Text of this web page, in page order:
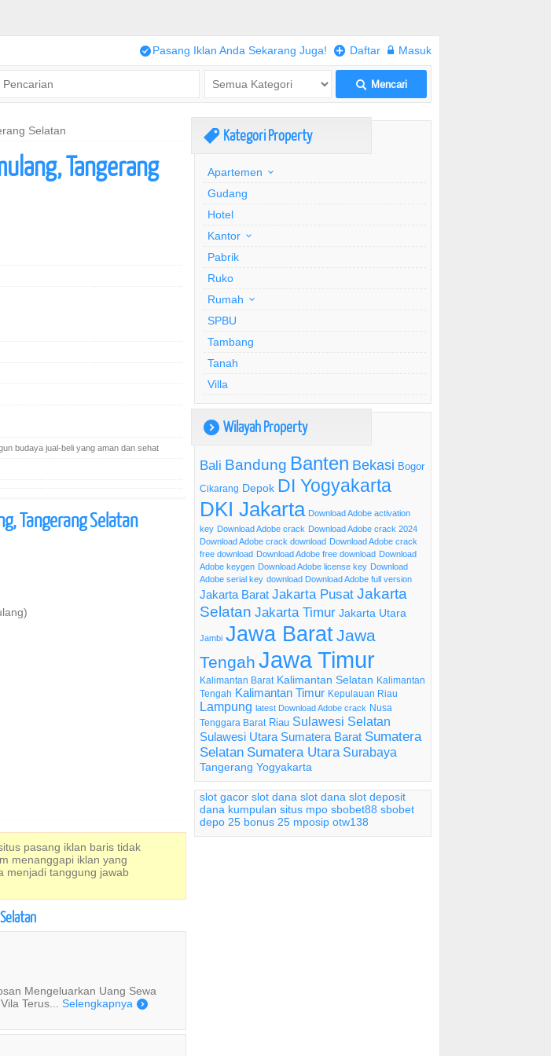
/Pasang Iklan Anda Sekarang Juga! + Daftar w Masuk
L Mencari
Selatan
Tangerang
budaya jual-beli yang aman dan sehat
Tangerang Selatan
pasang iklan baris tidak
menanggapi iklan yang
menjadi tanggung jawab
Mengeluarkan Uang Sewa
Terus... Selengkapnya )
, Kategori Property
Apartemen
Gudang
Hotel
Kantor
Pabrik
Ruko
Rumah
SPBU
Tambang
Tanah
Villa
) Wilayah Property
Bali Bandung Banten Bekasi Bogor
Cikarang Depok DI Yogyakarta
DKI Jakarta Download Adobe activation
key Download Adobe crack Download Adobe crack 2024
Download Adobe crack download Download Adobe crack
free download Download Adobe free download Download
Adobe keygen Download Adobe license key Download
Adobe serial key download Download Adobe full version
Jakarta Barat Jakarta Pusat Jakarta
Selatan Jakarta Timur Jakarta Utara
Jambi Jawa BaratJawa
Tengah Jawa Timur
Kalimantan Barat Kalimantan Selatan Kalimantan
Tengah Kalimantan Timur Kepulauan Riau
Lampung latest Download Adobe crack Nusa
Tenggara Barat Riau Sulawesi Selatan
Sulawesi Utara Sumatera Barat Sumatera
Selatan Sumatera Utara Surabaya
Tangerang Yogyakarta
slot gacor slot dana slot dana slot deposit
dana kumpulan situs mpo sbobet88 sbobet
depo 25 bonus 25 mposip otw138